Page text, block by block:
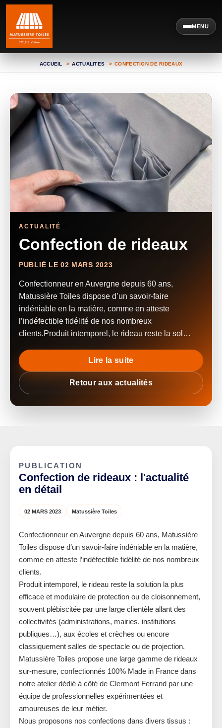
MENU
ACCUEIL ACTUALITES CONFECTION DE RIDEAUX
ACTUALITÉ
Confection de rideaux
PUBLIÉ LE 02 MARS 2023
Confectionneur en Auvergne depuis 60 ans,
Matussière Toiles dispose d’un savoir-faire
indéniable en la matière, comme en atteste
l’indéfectible fidélité de nos nombreux
clients.Produit intemporel, le rideau reste la sol…
Lire la suite
Retour aux actualités
PUBLICATION
Confection de rideaux : l'actualité
en détail
02 MARS 2023 Matussière Toiles
Confectionneur en Auvergne depuis 60 ans, Matussière
Toiles dispose d’un savoir-faire indéniable en la matière,
comme en atteste l’indéfectible fidélité de nos nombreux
clients.
Produit intemporel, le rideau reste la solution la plus
efficace et modulaire de protection ou de cloisonnement,
souvent plébiscitée par une large clientèle allant des
collectivités (administrations, mairies, institutions
publiques…), aux écoles et crèches ou encore
classiquement salles de spectacle ou de projection.
Matussière Toiles propose une large gamme de rideaux
sur-mesure, confectionnés 100% Made in France dans
notre atelier dédié à côté de Clermont Ferrand par une
équipe de professionnelles expérimentées et
amoureuses de leur métier.
Nous proposons nos confections dans divers tissus :